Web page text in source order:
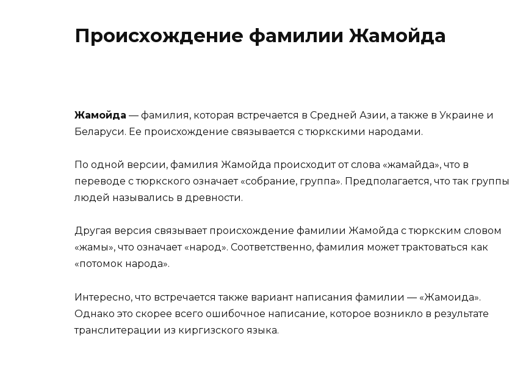
Происхождение фамилии Жамойда
Жамойда — фамилия, которая встречается в Средней Азии, а также в Украине и
Беларуси. Ее происхождение связывается с тюркскими народами.
По одной версии, фамилия Жамойда происходит от слова «жамайда», что в
переводе с тюркского означает «собрание, группа». Предполагается, что так группы
людей назывались в древности.
Другая версия связывает происхождение фамилии Жамойда с тюркским словом
«жамы», что означает «народ». Соответственно, фамилия может трактоваться как
«потомок народа».
Интересно, что встречается также вариант написания фамилии — «Жамоида».
Однако это скорее всего ошибочное написание, которое возникло в результате
транслитерации из киргизского языка.